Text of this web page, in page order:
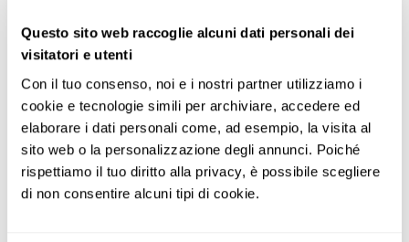
Questo sito web raccoglie alcuni dati personali dei
visitatori e utenti
Con il tuo consenso, noi e i nostri partner utilizziamo i
cookie e tecnologie simili per archiviare, accedere ed
elaborare i dati personali come, ad esempio, la visita al
sito web o la personalizzazione degli annunci. Poiché
rispettiamo il tuo diritto alla privacy, è possibile scegliere
di non consentire alcuni tipi di cookie.